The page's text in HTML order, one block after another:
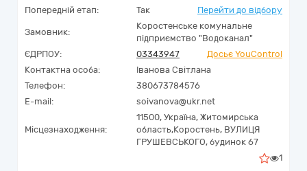
Попередній етап:
Так Перейти до відбору
Замовник:
Коростенське комунальне
підприємство "Водоканал"
ЄДРПОУ:
03343947
Досьє YouControl
Контактна особа:
Іванова Світлана
Телефон:
380673784576
E-mail:
soivanova@ukr.net
Місцезнаходження:
11500, Україна, Житомирська
область,Коростень, ВУЛИЦЯ
ГРУШЕВСЬКОГО, будинок 67
1